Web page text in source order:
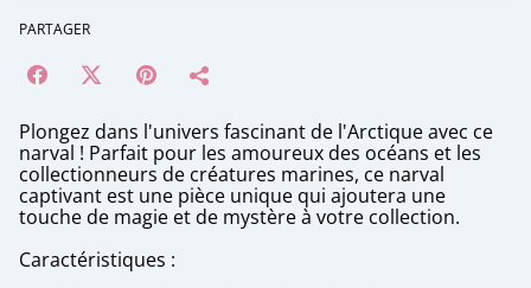
PARTAGER
Plongez dans l'univers fascinant de l'Arctique avec ce
narval ! Parfait pour les amoureux des océans et les
collectionneurs de créatures marines, ce narval
captivant est une pièce unique qui ajoutera une
touche de magie et de mystère à votre collection.
Caractéristiques :